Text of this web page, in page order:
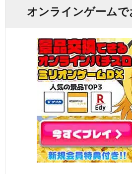
オンラインゲームで